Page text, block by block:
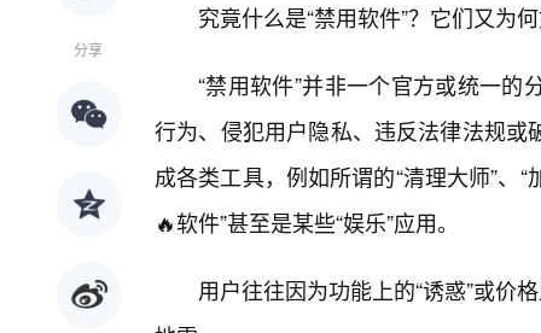
分享
究竟什么是“禁用软件”？它们又为
“禁用软件”并非一个官方或统一
行为、侵犯用户隐私、违反法律法规
成各类工具，例如所谓的“清理大师”、“
🔥软件”甚至是某些“娱乐”应用。
用户往往因为功能上的“诱惑”或价